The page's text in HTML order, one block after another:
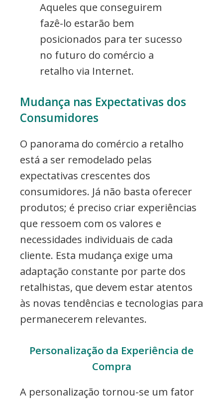
Aqueles que conseguirem
fazê-lo estarão bem
posicionados para ter sucesso
no futuro do comércio a
retalho via Internet.
Mudança nas Expectativas dos
Consumidores
O panorama do comércio a retalho
está a ser remodelado pelas
expectativas crescentes dos
consumidores. Já não basta oferecer
produtos; é preciso criar experiências
que ressoem com os valores e
necessidades individuais de cada
cliente. Esta mudança exige uma
adaptação constante por parte dos
retalhistas, que devem estar atentos
às novas tendências e tecnologias para
permanecerem relevantes.
Personalização da Experiência de
Compra
A personalização tornou-se um fator